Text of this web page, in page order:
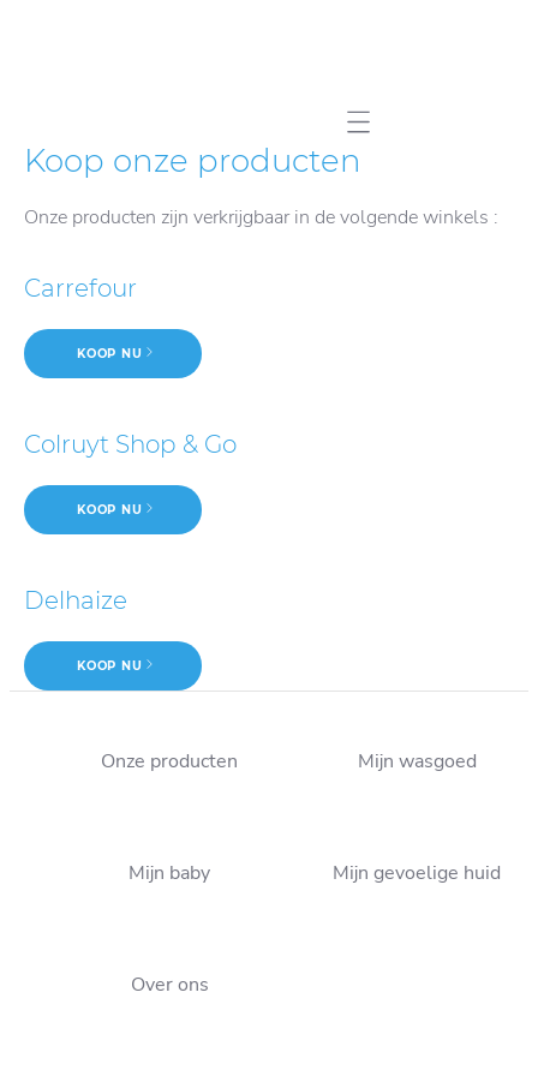
Mobile navigation
Koop onze producten
Onze producten zijn verkrijgbaar in de volgende winkels :
Carrefour
KOOP NU
Colruyt Shop & Go
KOOP NU
Delhaize
KOOP NU
Onze producten Mijn wasgoed
Mijn baby Mijn gevoelige huid
Over ons